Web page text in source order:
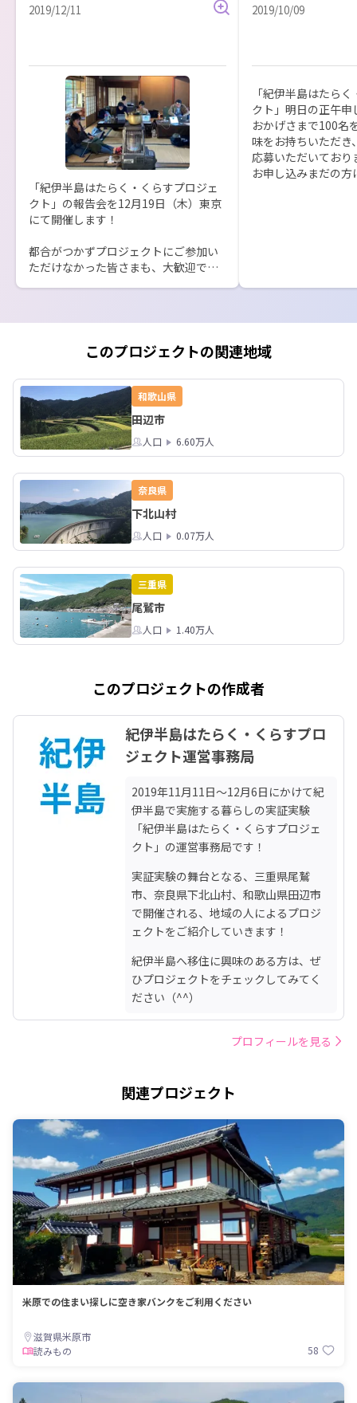
2019/12/11
「紀伊半島はたらく・くらすプロジェ
クト」の報告会を12月19日（木）東京
にて開催します！
都合がつかずプロジェクトにご参加い
ただけなかった皆さまも、大歓迎で
詳細はこちら
https://smout.jp/plans/1096
2019/10/09
「紀伊半島はたら
クト」明日の正午
おかげさまで100名
味をお持ちいただき
応募いただいており
お申し込みまだの
このプロジェクトの関連地域
和歌山県
田辺市
人口 6.60万人
奈良県
下北山村
人口 0.07万人
三重県
尾鷲市
人口 1.40万人
このプロジェクトの作成者
紀伊半島はたらく・くらすプロ
ジェクト運営事務局
2019年11月11日〜12月6日にかけて紀
伊半島で実施する暮らしの実証実験
「紀伊半島はたらく・くらすプロジェ
クト」の運営事務局です！
実証実験の舞台となる、三重県尾鷲
市、奈良県下北山村、和歌山県田辺市
で開催される、地域の人によるプロジ
ェクトをご紹介していきます！
紀伊半島へ移住に興味のある方は、ぜ
ひプロジェクトをチェックしてみてく
ださい（^^）
プロフィールを見る
関連プロジェクト
米原での住まい探しに空き家バンクをご利用ください
滋賀県米原市
読みもの
58